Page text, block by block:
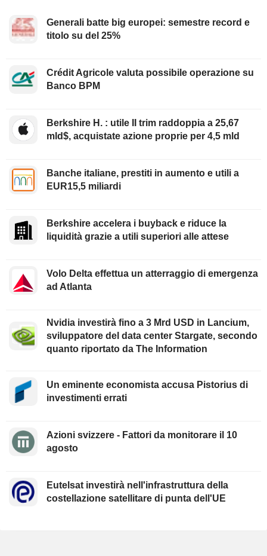
Generali batte big europei: semestre record e
titolo su del 25%
Crédit Agricole valuta possibile operazione su
Banco BPM
Berkshire H. : utile II trim raddoppia a 25,67
mld$, acquistate azione proprie per 4,5 mld
Banche italiane, prestiti in aumento e utili a
EUR15,5 miliardi
Berkshire accelera i buyback e riduce la
liquidità grazie a utili superiori alle attese
Volo Delta effettua un atterraggio di emergenza
ad Atlanta
Nvidia investirà fino a 3 Mrd USD in Lancium,
sviluppatore del data center Stargate, secondo
quanto riportato da The Information
Un eminente economista accusa Pistorius di
investimenti errati
Azioni svizzere - Fattori da monitorare il 10
agosto
Eutelsat investirà nell'infrastruttura della
costellazione satellitare di punta dell'UE